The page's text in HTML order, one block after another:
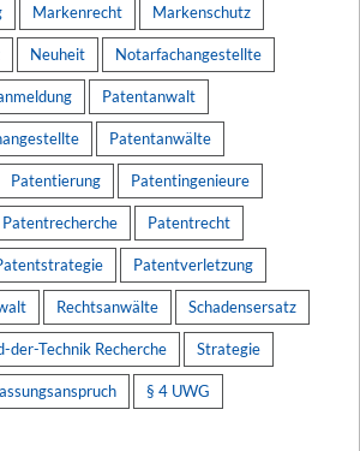
Markenrecht Markenschutz
Neuheit Notarfachangestellte
Patentanwalt
Patentanwälte
Patentierung Patentingenieure
Patentrecherche Patentrecht
Patentverletzung
Rechtsanwälte Schadensersatz
der-Technik Recherche Strategie
§ 4 UWG